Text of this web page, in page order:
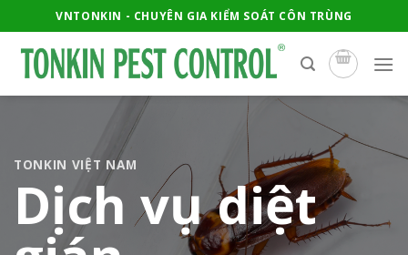
to
content
VNTONKIN - CHUYÊN GIA KIỂM SOÁT CÔN TRÙNG
TONKIN VIỆT NAM
Dịch vụ diệt